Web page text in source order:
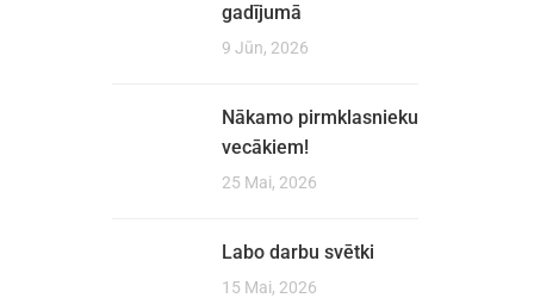
gadījumā
9 Jūn, 2026
Nākamo pirmklasnieku
vecākiem!
25 Mai, 2026
Labo darbu svētki
15 Mai, 2026